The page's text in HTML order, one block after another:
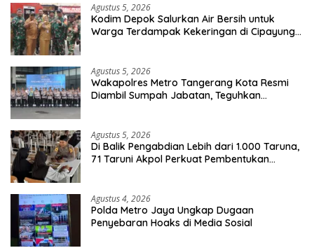
Agustus 5, 2026
Kodim Depok Salurkan Air Bersih untuk
Warga Terdampak Kekeringan di Cipayung
Agustus 5, 2026
Wakapolres Metro Tangerang Kota Resmi
Diambil Sumpah Jabatan, Teguhkan
Agustus 5, 2026
Di Balik Pengabdian Lebih dari 1.000 Taruna,
71 Taruni Akpol Perkuat Pembentukan
Agustus 4, 2026
Polda Metro Jaya Ungkap Dugaan
Penyebaran Hoaks di Media Sosial